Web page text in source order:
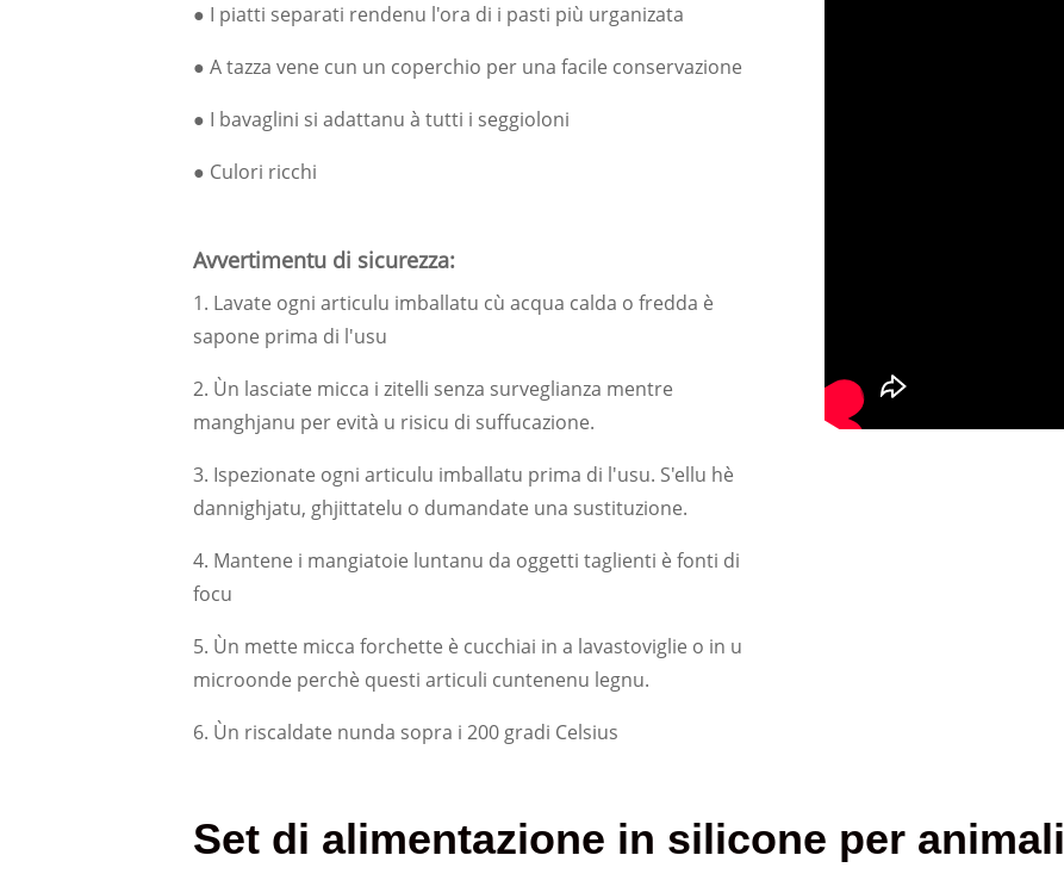
● I piatti separati rendenu l'ora di i pasti più urganizata
● A tazza vene cun un coperchio per una facile conservazione
● I bavaglini si adattanu à tutti i seggioloni
● Culori ricchi
Avvertimentu di sicurezza:
1. Lavate ogni articulu imballatu cù acqua calda o fredda è
sapone prima di l'usu
2. Ùn lasciate micca i zitelli senza surveglianza mentre
manghjanu per evità u risicu di suffucazione.
3. Ispezionate ogni articulu imballatu prima di l'usu. S'ellu hè
dannighjatu, ghjittatelu o dumandate una sustituzione.
4. Mantene i mangiatoie luntanu da oggetti taglienti è fonti di
focu
5. Ùn mette micca forchette è cucchiai in a lavastoviglie o in u
microonde perchè questi articuli cuntenenu legnu.
6. Ùn riscaldate nunda sopra i 200 gradi Celsius
Set di alimentazione in silicone per animali